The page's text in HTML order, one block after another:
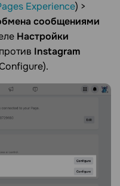
Experience) >
сообщениями
Настройки
Instagram